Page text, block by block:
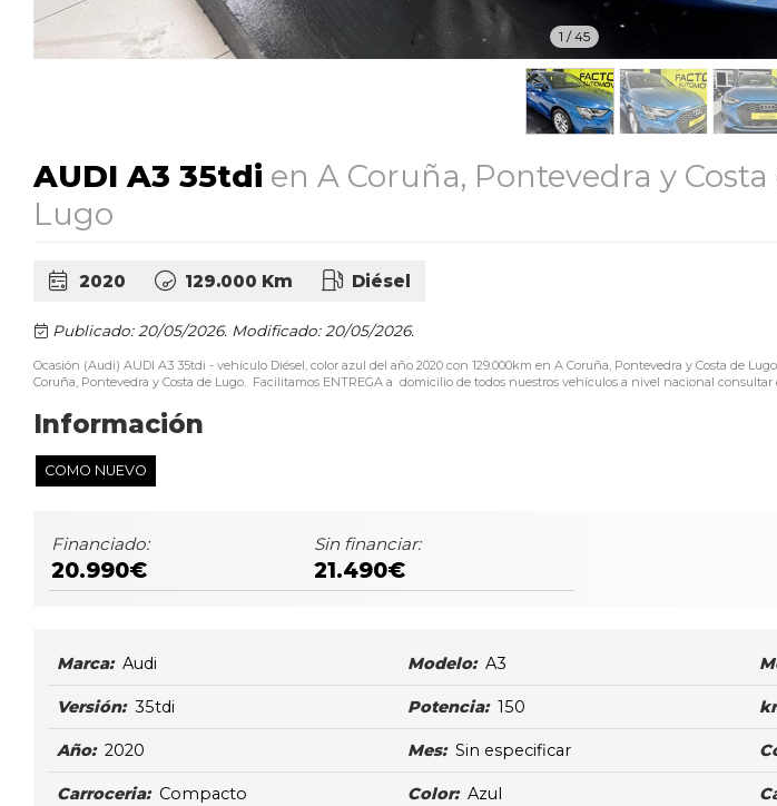
1 /45
AUDI A3 35tdi en A Coruña, Pontevedra y Costa
Lugo
2020 129.000 Km Diésel
Publicado: 20/05/2026. Modificado: 20/05/2026.
Ocasión (Audi) AUDI A3 35tdi - vehículo Diésel, color azul del año 2020 con 129.000km en A Coruña, Pontevedra y Costa de
Coruña, Pontevedra y Costa de Lugo. Facilitamos ENTREGA a domicilio de todos nuestros vehículos a nivel nacional consultar
Información
COMO NUEVO
Financiado:
20.990€
Sin financiar:
21.490€
Marca: Audi Modelo: A3
Versión: 35tdi Potencia: 150
Año: 2020 Mes: Sin especificar
Carroceria: Compacto Color: Azul